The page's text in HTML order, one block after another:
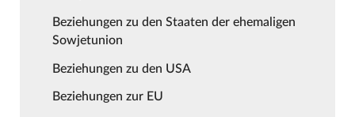
Beziehungen zu den Staaten der ehemaligen
Sowjetunion
Beziehungen zu den USA
Beziehungen zur EU